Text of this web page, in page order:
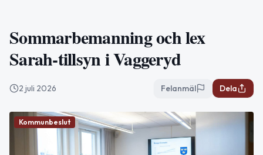
Sommarbemanning och lex
Sarah-tillsyn i Vaggeryd
2 juli 2026 Felanmäl Dela
Kommunbeslut